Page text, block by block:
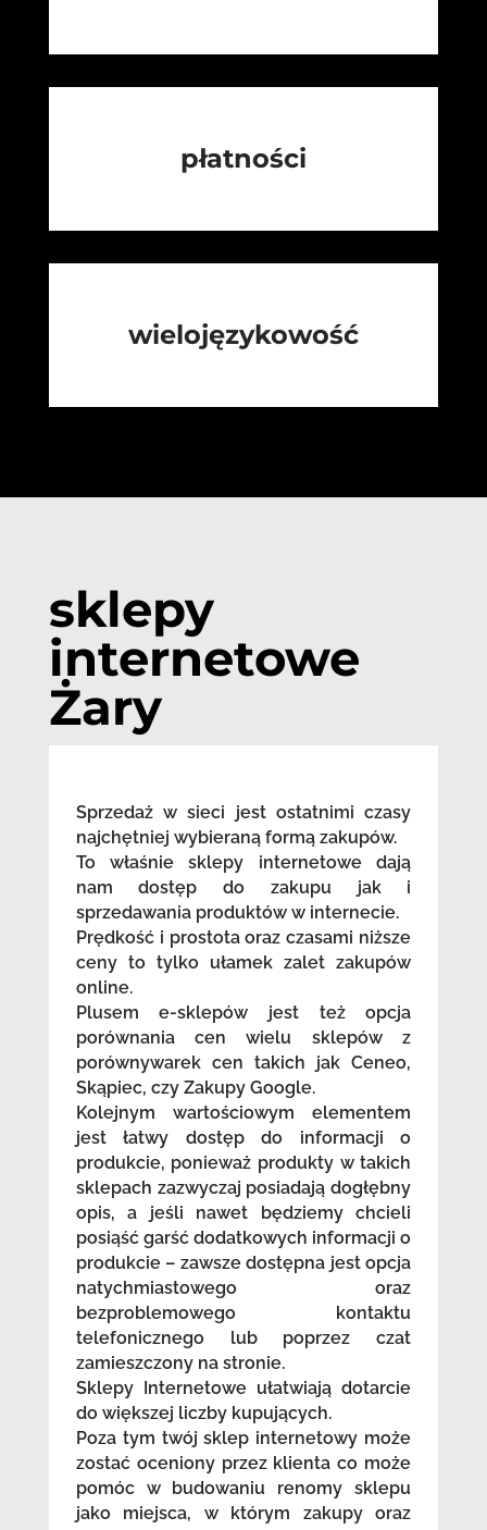
płatności
wielojęzykowość
sklepy
internetowe
Żary
Sprzedaż w sieci jest ostatnimi czasy
najchętniej wybieraną formą zakupów.
To właśnie sklepy internetowe dają
nam dostęp do zakupu jak i
sprzedawania produktów w internecie.
Prędkość i prostota oraz czasami niższe
ceny to tylko ułamek zalet zakupów
online.
Plusem e-sklepów jest też opcja
porównania cen wielu sklepów z
porównywarek cen takich jak Ceneo,
Skąpiec, czy Zakupy Google.
Kolejnym wartościowym elementem
jest łatwy dostęp do informacji o
produkcie, ponieważ produkty w takich
sklepach zazwyczaj posiadają dogłębny
opis, a jeśli nawet będziemy chcieli
posiąść garść dodatkowych informacji o
produkcie – zawsze dostępna jest opcja
natychmiastowego oraz
bezproblemowego kontaktu
telefonicznego lub poprzez czat
zamieszczony na stronie.
Sklepy Internetowe ułatwiają dotarcie
do większej liczby kupujących.
Poza tym twój sklep internetowy może
zostać oceniony przez klienta co może
pomóc w budowaniu renomy sklepu
jako miejsca, w którym zakupy oraz